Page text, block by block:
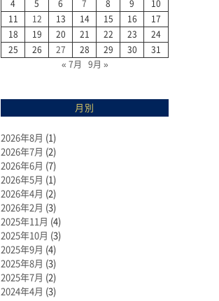
4
5 6 7 8 9
10
11
12 13 14 15 16
17
18
19 20 21 22 23
24
25
26 27 28 29 30
31
« 7月
9月 »
月別
2026年8月 (1)
2026年7月 (2)
2026年6月 (7)
2026年5月 (1)
2026年4月 (2)
2026年2月 (3)
2025年11月 (4)
2025年10月 (3)
2025年9月 (4)
2025年8月 (3)
2025年7月 (2)
2024年4月 (3)